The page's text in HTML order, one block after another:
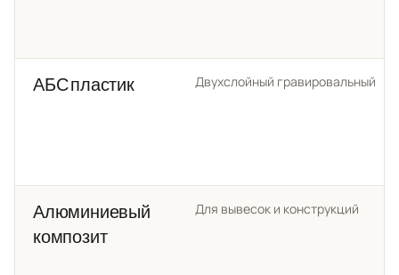
АБС пластик Двухслойный гравировальный
Алюминиевый
композит
Для вывесок и конструкций